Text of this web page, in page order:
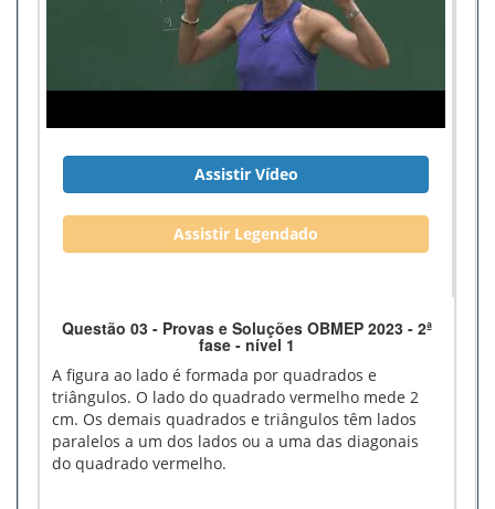
Assistir Vídeo
Assistir Legendado
Questão 03 - Provas e Soluções OBMEP 2023 - 2ª
fase - nível 1
A figura ao lado é formada por quadrados e
triângulos. O lado do quadrado vermelho mede 2
cm. Os demais quadrados e triângulos têm lados
paralelos a um dos lados ou a uma das diagonais
do quadrado vermelho.